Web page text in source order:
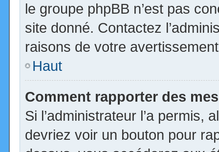
le groupe phpBB n’est pas
site donné. Contactez
raisons de votre
Haut
Comment rapporter des
Si l’administrateur l’a permis,
devriez voir un bouton pour